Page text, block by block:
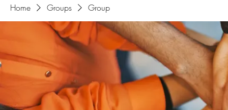
Home Groups Group